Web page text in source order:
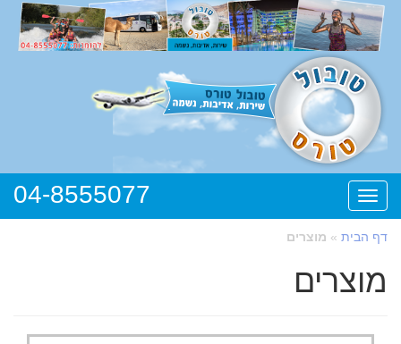
תפריט 04-8555077
דף הבית » מוצרים
מוצרים